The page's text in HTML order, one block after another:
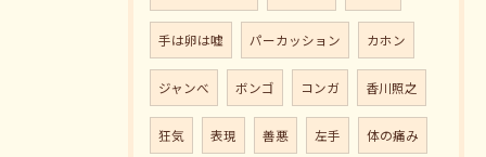
手は卵は嘘 パーカッション カホン
ジャンべ ボンゴ コンガ 香川照之
狂気 表現 善悪 左手 体の痛み